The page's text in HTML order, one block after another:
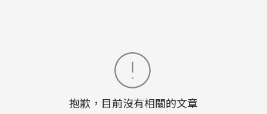
抱歉，目前沒有相關的文章